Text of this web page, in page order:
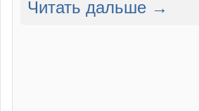
Читать дальше →